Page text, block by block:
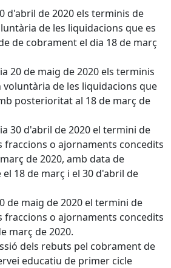
d'abril de 2020 els terminis de
de les liquidacions que es
de cobrament el dia 18 de març
20 de maig de 2020 els terminis
de les liquidacions que
posterioritat al 18 de març de
30 d'abril de 2020 el termini de
fraccions o ajornaments concedits
de 2020, amb data de
18 de març i el 30 d'abril de
de maig de 2020 el termini de
fraccions o ajornaments concedits
març de 2020.
dels rebuts pel cobrament de
educatiu de primer cicle